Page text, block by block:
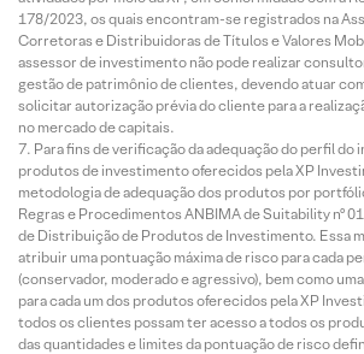
178/2023, os quais encontram-se registrados na
Corretoras e Distribuidoras de Títulos e Valores
assessor de investimento não pode realizar
gestão de patrimônio de clientes, devendo atuar
solicitar autorização prévia do cliente para a
no mercado de capitais.
Para fins de verificação da adequação do perfil do
produtos de investimento oferecidos pela XP
metodologia de adequação dos produtos por
Regras e Procedimentos ANBIMA de Suitability nº
de Distribuição de Produtos de Investimento. Essa
atribuir uma pontuação máxima de risco para cada
(conservador, moderado e agressivo), bem como
para cada um dos produtos oferecidos pela XP
todos os clientes possam ter acesso a todos os
das quantidades e limites da pontuação de risco